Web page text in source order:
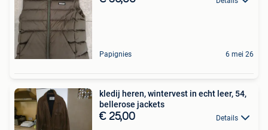
Papignies 6 mei 26
kledij heren, wintervest in echt leer, 54,
bellerose jackets
€ 25,00 Details